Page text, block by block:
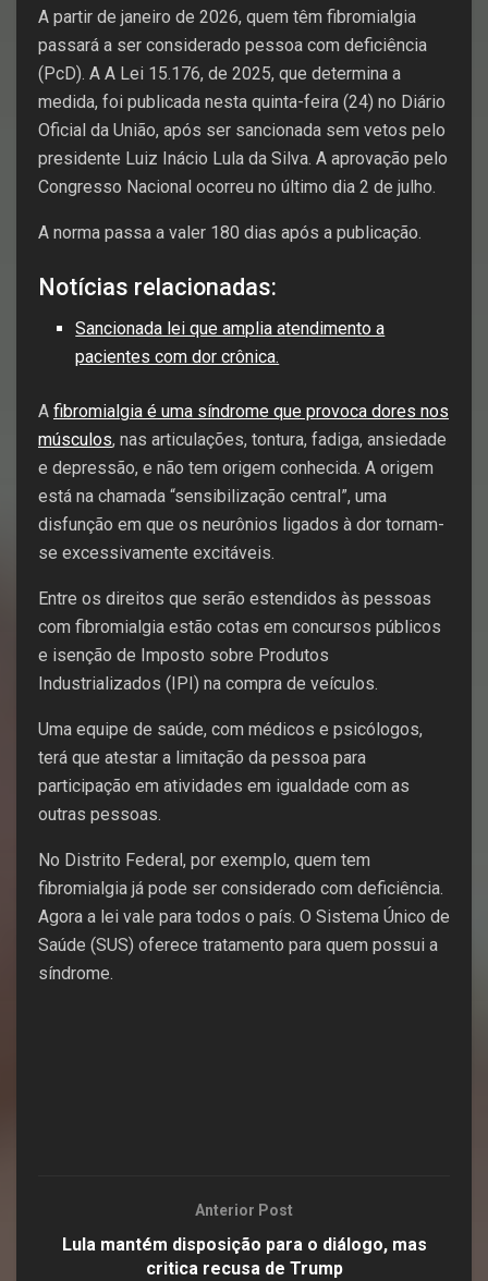
A partir de janeiro de 2026, quem têm fibromialgia
passará a ser considerado pessoa com deficiência
(PcD). A A Lei 15.176, de 2025, que determina a
medida, foi publicada nesta quinta-feira (24) no Diário
Oficial da União, após ser sancionada sem vetos pelo
presidente Luiz Inácio Lula da Silva. A aprovação pelo
Congresso Nacional ocorreu no último dia 2 de julho.
A norma passa a valer 180 dias após a publicação.
Notícias relacionadas:
Sancionada lei que amplia atendimento a
pacientes com dor crônica.
A fibromialgia é uma síndrome que provoca dores nos
músculos, nas articulações, tontura, fadiga, ansiedade
e depressão, e não tem origem conhecida. A origem
está na chamada “sensibilização central”, uma
disfunção em que os neurônios ligados à dor tornam-
se excessivamente excitáveis.
Entre os direitos que serão estendidos às pessoas
com fibromialgia estão cotas em concursos públicos
e isenção de Imposto sobre Produtos
Industrializados (IPI) na compra de veículos.
Uma equipe de saúde, com médicos e psicólogos,
terá que atestar a limitação da pessoa para
participação em atividades em igualdade com as
outras pessoas.
No Distrito Federal, por exemplo, quem tem
fibromialgia já pode ser considerado com deficiência.
Agora a lei vale para todos o país. O Sistema Único de
Saúde (SUS) oferece tratamento para quem possui a
síndrome.
Anterior Post
Lula mantém disposição para o diálogo, mas
critica recusa de Trump